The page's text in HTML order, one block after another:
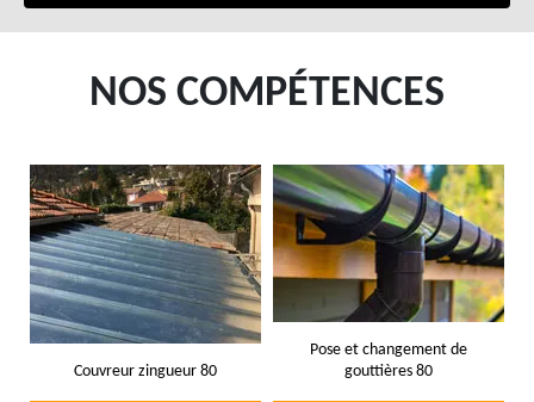
NOS COMPÉTENCES
Couvreur zingueur 80
Pose et changement de
gouttières 80